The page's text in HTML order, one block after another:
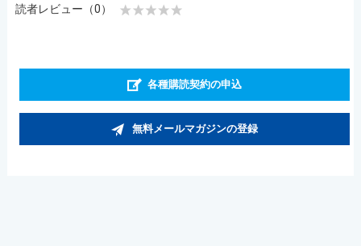
読者レビュー（0）
各種購読契約の申込
無料メールマガジンの登録